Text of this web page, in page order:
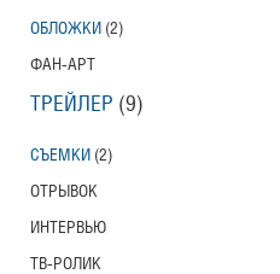
ОБЛОЖКИ (2)
ФАН-АРТ
ТРЕЙЛЕР (9)
СЪЕМКИ (2)
ОТРЫВОК
ИНТЕРВЬЮ
ТВ-РОЛИК